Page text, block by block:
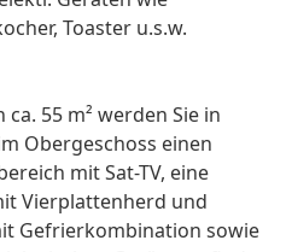
Toaster u.s.w.
55 m² werden Sie in
Obergeschoss einen
mit Sat-TV, eine
Vierplattenherd und
Gefrierkombination sowie